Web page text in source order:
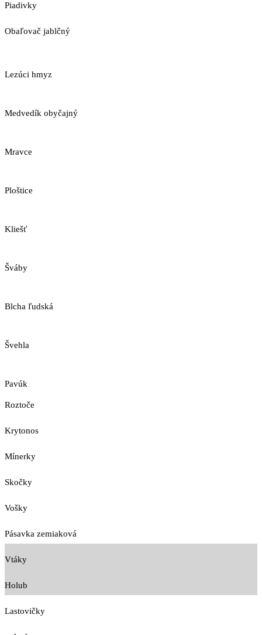
Piadivky
Obaľovač jablčný
Lezúci hmyz
Medvedík obyčajný
Mravce
Ploštice
Kliešť
Šváby
Blcha ľudská
Švehla
Pavúk
Roztoče
Krytonos
Mínerky
Skočky
Vošky
Pásavka zemiaková
Vtáky
Holub
Lastovičky